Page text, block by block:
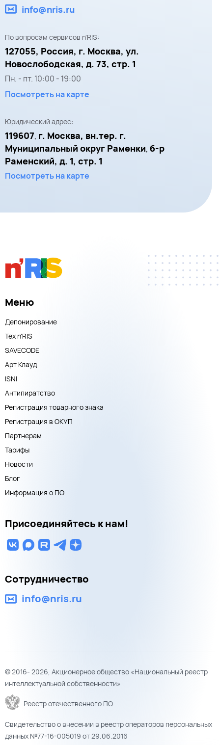
info@nris.ru
По вопросам сервисов n'RIS:
127055, Россия, г. Москва, ул.
Новослободская, д. 73, стр. 1
Пн. - пт. 10:00 - 19:00
Посмотреть на карте
Юридический адрес:
119607, г. Москва, вн.тер. г.
Муниципальный округ Раменки, б-р
Раменский, д. 1, стр. 1
Посмотреть на карте
Меню
Депонирование
Тех n'RIS
SAVECODE
Арт Клауд
ISNI
Антипиратство
Регистрация товарного знака
Регистрация в ОКУП
Партнерам
Тарифы
Новости
Блог
Информация о ПО
Присоединяйтесь к нам!
Сотрудничество
info@nris.ru
© 2016- 2026, Акционерное общество «Национальный реестр
интеллектуальной собственности»
Реестр отечественного ПО
Свидетельство о внесении в реестр операторов персональных
данных №77-16-005019 от 29.06.2016